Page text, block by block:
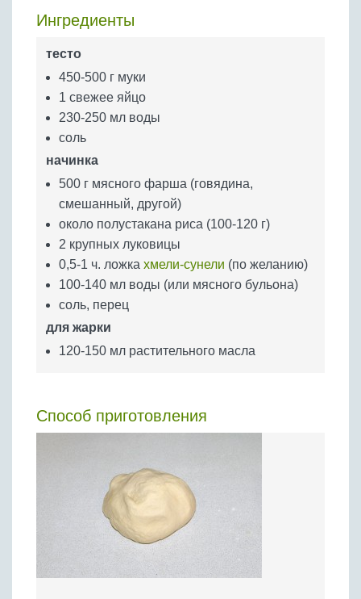
Яйца
Крупы
Ингредиенты
тесто
450-500 г муки
1 свежее яйцо
230-250 мл воды
соль
начинка
500 г мясного фарша (говядина,
смешанный, другой)
около полустакана риса (100-120 г)
2 крупных луковицы
0,5-1 ч. ложка хмели-сунели (по желанию)
100-140 мл воды (или мясного бульона)
соль, перец
для жарки
120-150 мл растительного масла
Способ приготовления